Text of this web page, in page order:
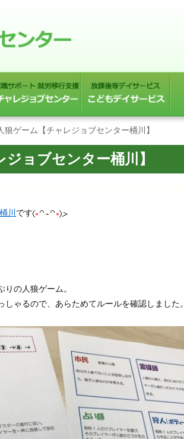
狼ゲーム【チャレジョブセンター桶川】
ョブセンター桶川】
川です
の人狼ゲーム。
ゃるので、あらためてルールを確認しました。